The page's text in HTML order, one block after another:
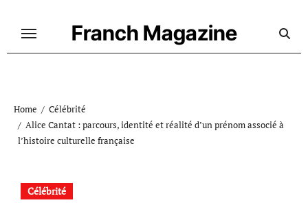
Franch Magazine
Home
Célébrité
Alice Cantat : parcours, identité et réalité d’un prénom associé à
l’histoire culturelle française
Célébrité